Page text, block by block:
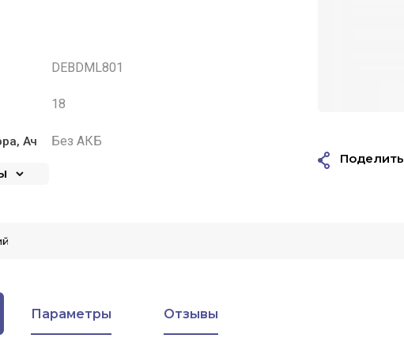
DEBDML801
18
Ач Без АКБ
Параметры Отзывы